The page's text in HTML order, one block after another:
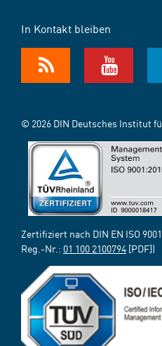
In Kontakt bleiben
© 2026 DIN Deutsches Institut
Zertifiziert nach DIN EN ISO
Reg.-Nr.: 01 100 2100794 [PDF])